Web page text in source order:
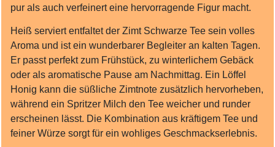
pur als auch verfeinert eine hervorragende Figur macht.
Heiß serviert entfaltet der Zimt Schwarze Tee sein volles
Aroma und ist ein wunderbarer Begleiter an kalten Tagen.
Er passt perfekt zum Frühstück, zu winterlichem Gebäck
oder als aromatische Pause am Nachmittag. Ein Löffel
Honig kann die süßliche Zimtnote zusätzlich hervorheben,
während ein Spritzer Milch den Tee weicher und runder
erscheinen lässt. Die Kombination aus kräftigem Tee und
feiner Würze sorgt für ein wohliges Geschmackserlebnis.